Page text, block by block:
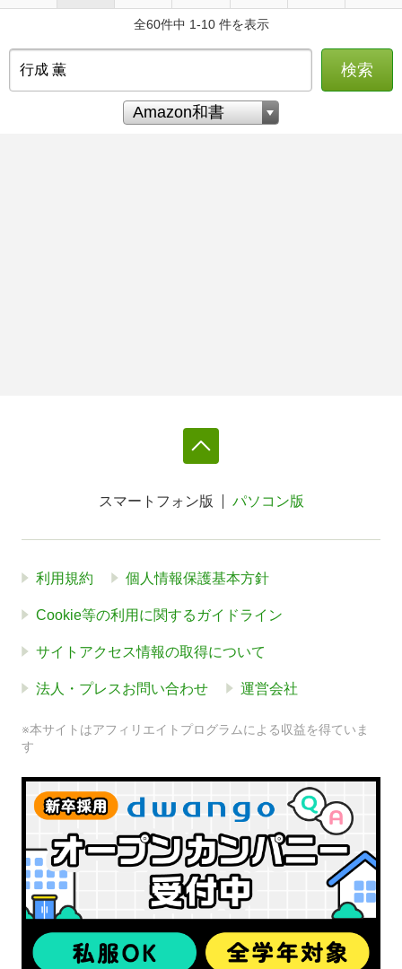
全60件中 1-10 件を表示
検索
スマートフォン版 パソコン版
利用規約 個人情報保護基本方針
Cookie等の利用に関するガイドライン
サイトアクセス情報の取得について
法人・プレスお問い合わせ 運営会社
※本サイトはアフィリエイトプログラムによる収益を得ていま
す